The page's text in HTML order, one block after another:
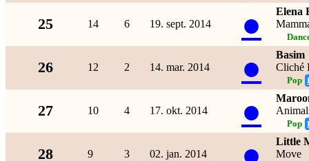
25 14 6 19. sept. 2014 ●
Elena
26 12 2 14. mar. 2014 ●
Basim
Cliché
Pop
27 10 4 17. okt. 2014 ● Pop
28 9 3 02. jan. 2014
Little
Move